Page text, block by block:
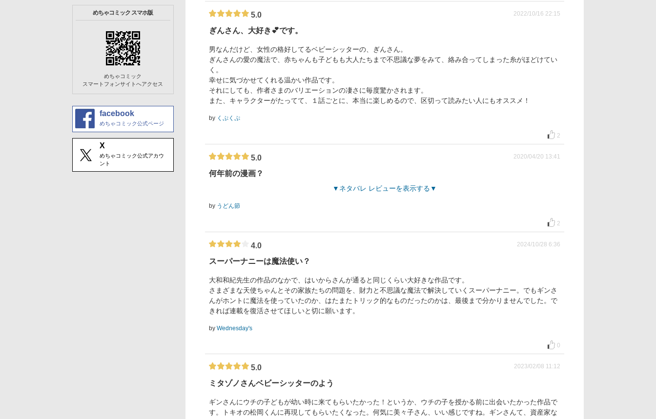
5.0 2022/10/16 22:15
ぎんさん、大好き💕です。
男なんだけど、女性の格好してるベビーシッターの、ぎんさん。
ぎんさんの愛の魔法で、赤ちゃんも子どもも大人たちまで不思議な夢をみて、絡み合ってしまった糸がほどけてい
く。
幸せに気づかせてくれる温かい作品です。
それにしても、作者さまのバリエーションの凄さに毎度驚かされます。
また、キャラクターがたってて、１話ごとに、本当に楽しめるので、区切って読みたい人にもオススメ！
by くぷくぷ
2
5.0 2020/04/20 13:41
何年前の漫画？
ネタバレ レビューを表示する
by うどん節
2
4.0 2024/10/28 6:36
スーパーナニーは魔法使い？
大和和紀先生の作品のなかで、はいからさんが通ると同じくらい大好きな作品です。
さまざまな天使ちゃんとその家族たちの問題を、財力と不思議な魔法で解決していくスーパーナニー。でもギンさ
んがホントに魔法を使っていたのか、はたまたトリック的なものだったのかは、最後まで分かりませんでした。で
きれば連載を復活させてほしいと切に願います。
by Wednesday's
0
5.0 2023/02/08 11:12
ミタゾノさんベビーシッターのよう
ギンさんにウチの子どもが幼い時に来てもらいたかった！というか、ウチの子を授かる前に出会いたかった作品で
す。トキオの松岡くんに再現してもらいたくなった。何気に美々子さん、いい感じですね。ギンさんて、資産家な
めちゃコミック スマホ版
めちゃコミック
スマートフォンサイトへアクセス
facebook
めちゃコミック公式ページ
X
めちゃコミック公式アカウ
ント